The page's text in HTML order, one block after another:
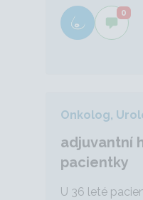
0
Onkolog,
adjuvantní
pacientky
U 36 leté